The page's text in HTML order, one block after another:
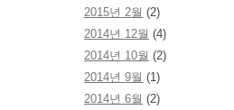
2015년 2월 (2)
2014년 12월 (4)
2014년 10월 (2)
2014년 9월 (1)
2014년 6월 (2)